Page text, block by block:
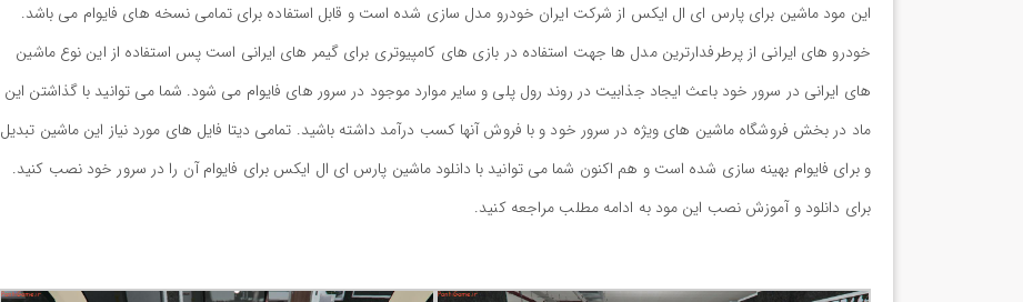
این مود ماشین برای پارس ای ال ایکس از شرکت ایران خودرو مدل سازی شده است و قابل استفاده برای تمامی نسخه های فایوام می باشد.
خودرو های ایرانی از پرطرفدارترین مدل ها جهت استفاده در بازی های کامپیوتری برای گیمر های ایرانی است پس استفاده از این نوع ماشین
های ایرانی در سرور خود باعث ایجاد جذابیت در روند رول پلی و سایر موارد موجود در سرور های فایوام می شود. شما می توانید با گذاشتن این
ماد در بخش فروشگاه ماشین های ویژه در سرور خود و با فروش آنها کسب درآمد داشته باشید. تمامی دیتا فایل های مورد نیاز این ماشین تبدیل
و برای فایوام بهینه سازی شده است و هم اکنون شما می توانید با دانلود ماشین پارس ای ال ایکس برای فایوام آن را در سرور خود نصب کنید.
برای دانلود و آموزش نصب این مود به ادامه مطلب مراجعه کنید.